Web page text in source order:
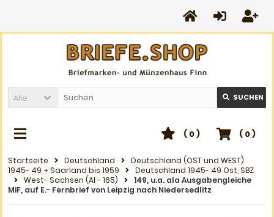
Alle SUCHEN
( 0)
( 0)
Startseite Deutschland
Deutschland (OST und WEST)
1945- 49 + Saarland bis 1959
Deutschland 1945- 49 Ost, SBZ
West- Sachsen (AI - 165)
149, u.a. ala Ausgabengleiche
MiF, auf E.- Fernbrief von Leipzig nach Niedersedlitz